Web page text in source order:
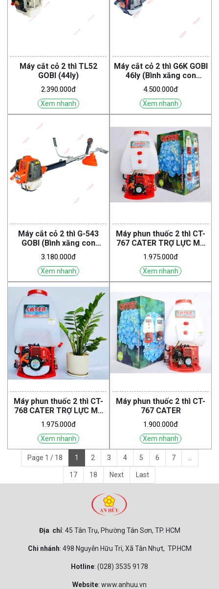
Máy cắt cỏ 2 thì TL52
GOBI (44ly)
2.390.000đ
Xem nhanh
Máy cắt cỏ 2 thì G6K GOBI
46ly (Bình xăng con
Walbro)
4.500.000đ
Xem nhanh
Máy cắt cỏ 2 thì G-543
GOBI (Bình xăng con
Walbro )
3.180.000đ
Xem nhanh
Máy phun thuốc 2 thì CT-
767 CATER TRỢ LỰC MÁ
VUÔNG
1.975.000đ
Xem nhanh
Máy phun thuốc 2 thì CT-
768 CATER TRỢ LỰC MÁ
VUÔNG
1.975.000đ
Xem nhanh
Máy phun thuốc 2 thì CT-
767 CATER
1.900.000đ
Xem nhanh
Page 1 / 18 1 2 3 4 5 6 7
17 18 Next Last
Địa chỉ: 45 Tân Trụ, Phường Tân Sơn, TP. HCM
Chi nhánh: 498 Nguyễn Hữu Trí, Xã Tân Nhựt, TP.HCM
Hotline: (028) 3535 9178
Website: www.anhuu.vn